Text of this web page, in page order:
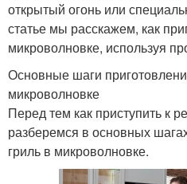
открытый огонь или
статье мы расскажем, как
микроволновке, используя
Основные шаги
микроволновке
Перед тем как приступить к
разберемся в основных
гриль в микроволновке.